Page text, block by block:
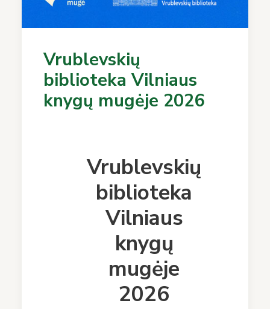
Vrublevskių
biblioteka Vilniaus
knygų mugėje 2026
Vrublevskių
biblioteka
Vilniaus
knygų
mugėje
2026